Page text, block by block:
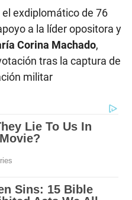
el exdiplomático de 76
a la líder opositora y
Corina Machado,
tras la captura de
militar